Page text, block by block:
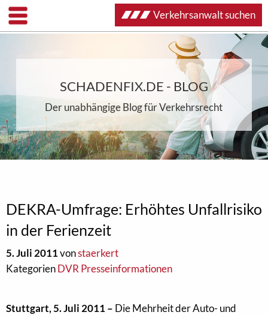
SCHADENFIX.DE - BLOG
Der unabhängige Blog für Verkehrsrecht
DEKRA-Umfrage: Erhöhtes Unfallrisiko
in der Ferienzeit
5. Juli 2011vonstaerkert
KategorienDVR Presseinformationen
Stuttgart, 5. Juli 2011 – Die Mehrheit der Auto- und
Verkehrsanwalt suchen